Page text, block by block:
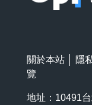
關於本站 隱
覽
地址：10491